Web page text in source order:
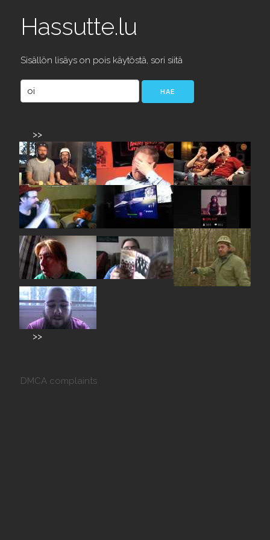
Hassutte.lu
Sisällön lisäys on pois käytöstä, sori siitä
>>
>>
DMCA complaints